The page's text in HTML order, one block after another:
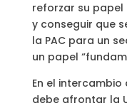
reforzar su papel
y conseguir que
la PAC para un
un papel
En el
debe afrontar la